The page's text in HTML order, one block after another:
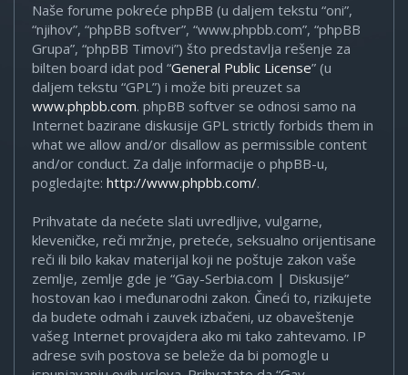
Naše forume pokreće phpBB (u daljem tekstu “oni”,
“njihov”, “phpBB softver”, “www.phpbb.com”, “phpBB
Grupa”, “phpBB Timovi”) što predstavlja rešenje za
bilten board idat pod “General Public License” (u
daljem tekstu “GPL”) i može biti preuzet sa
www.phpbb.com. phpBB softver se odnosi samo na
Internet bazirane diskusije GPL strictly forbids them in
what we allow and/or disallow as permissible content
and/or conduct. Za dalje informacije o phpBB-u,
pogledajte: http://www.phpbb.com/.
Prihvatate da nećete slati uvredljive, vulgarne,
kleveničke, reči mržnje, preteće, seksualno orijentisane
reči ili bilo kakav materijal koji ne poštuje zakon vaše
zemlje, zemlje gde je “Gay-Serbia.com | Diskusije”
hostovan kao i međunarodni zakon. Čineći to, rizikujete
da budete odmah i zauvek izbačeni, uz obaveštenje
vašeg Internet provajdera ako mi tako zahtevamo. IP
adrese svih postova se beleže da bi pomogle u